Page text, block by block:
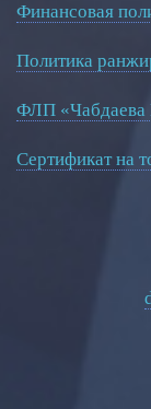
Финансовая
Политика
ФЛП «Чабдаева
Сертификат на